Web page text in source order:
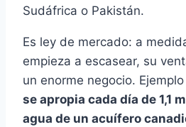
Sudáfrica o Pakistán.
Es ley de mercado: a
empieza a escasear, su
un enorme negocio.
se apropia cada día de 1,1
agua de un acuífero